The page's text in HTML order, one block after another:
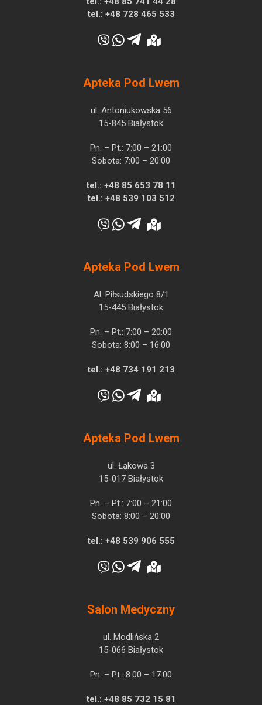
tel.: +48 728 465 533
Apteka Pod Lwem
ul. Antoniukowska 56
15-845 Białystok
Pn. – Pt.: 7:00 – 21:00
Sobota: 7:00 – 20:00
tel.: +48 85 653 78 11
tel.: +48 539 103 512
Apteka Pod Lwem
Al. Piłsudskiego 8/1
15-445 Białystok
Pn. – Pt.: 7:00 – 20:00
Sobota: 8:00 – 16:00
tel.: +48 734 191 213
Apteka Pod Lwem
ul. Łąkowa 3
15-017 Białystok
Pn. – Pt.: 7:00 – 21:00
Sobota: 8:00 – 20:00
tel.: +48 539 906 555
Salon Medyczny
ul. Modlińska 2
15-066 Białystok
Pn. – Pt.: 8:00 – 17:00
tel.: +48 85 732 15 81